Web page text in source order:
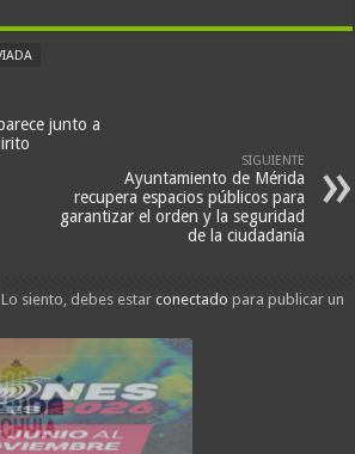
junto a
SIGUIENTE
Ayuntamiento de Mérida
recupera espacios públicos para
garantizar el orden y la seguridad
de la ciudadanía
Lo siento, debes estarconectado para publicar un